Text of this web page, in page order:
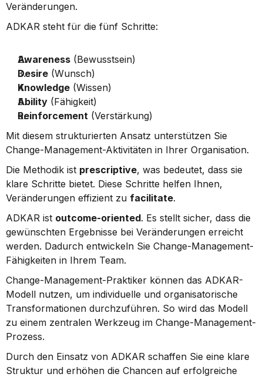
Veränderungen.
ADKAR steht für die fünf Schritte:
Awareness (Bewusstsein)
Desire (Wunsch)
Knowledge (Wissen)
Ability (Fähigkeit)
Reinforcement (Verstärkung)
Mit diesem strukturierten Ansatz unterstützen Sie
Change-Management-Aktivitäten in Ihrer Organisation.
Die Methodik ist prescriptive, was bedeutet, dass sie
klare Schritte bietet. Diese Schritte helfen Ihnen,
Veränderungen effizient zu facilitate.
ADKAR ist outcome-oriented. Es stellt sicher, dass die
gewünschten Ergebnisse bei Veränderungen erreicht
werden. Dadurch entwickeln Sie Change-Management-
Fähigkeiten in Ihrem Team.
Change-Management-Praktiker können das ADKAR-
Modell nutzen, um individuelle und organisatorische
Transformationen durchzuführen. So wird das Modell
zu einem zentralen Werkzeug im Change-Management-
Prozess.
Durch den Einsatz von ADKAR schaffen Sie eine klare
Struktur und erhöhen die Chancen auf erfolgreiche